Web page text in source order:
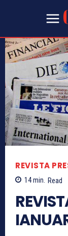
REVISTA
14min. Read